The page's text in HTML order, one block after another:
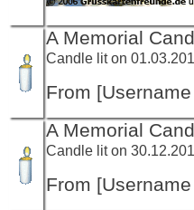
A Memorial
Candle lit on
From
A Memorial
Candle lit on
From